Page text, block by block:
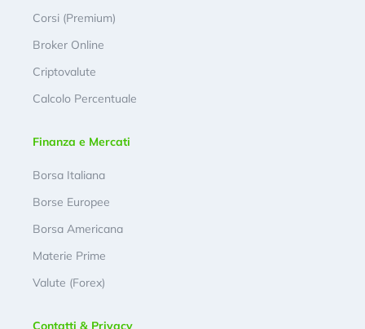
Corsi (Premium)
Broker Online
Criptovalute
Calcolo Percentuale
Finanza e Mercati
Borsa Italiana
Borse Europee
Borsa Americana
Materie Prime
Valute (Forex)
Contatti & Privacy